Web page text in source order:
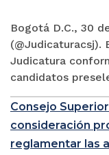
Bogotá D.C., 30
(@Judicaturacsj).
Judicatura
candidatos
Consejo
consideración
reglamentar las